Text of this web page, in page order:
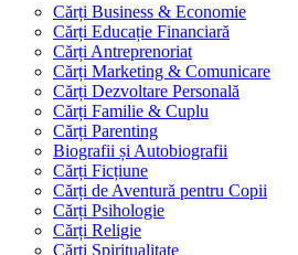
Cărți Business & Economie
Cărți Educație Financiară
Cărți Antreprenoriat
Cărți Marketing & Comunicare
Cărți Dezvoltare Personală
Cărți Familie & Cuplu
Cărți Parenting
Biografii și Autobiografii
Cărți Ficțiune
Cărți de Aventură pentru Copii
Cărți Psihologie
Cărți Religie
Cărți Spiritualitate